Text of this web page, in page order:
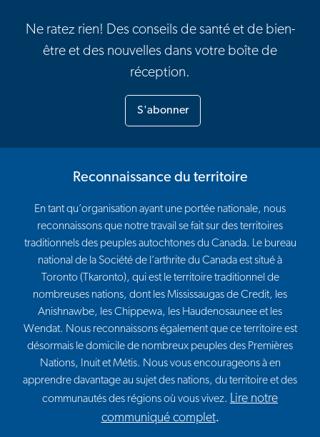
Ne ratez rien! Des conseils de santé et de bien-
être et des nouvelles dans votre boîte de
réception.
S'abonner
Reconnaissance du territoire
En tant qu’organisation ayant une portée nationale, nous
reconnaissons que notre travail se fait sur des territoires
traditionnels des peuples autochtones du Canada. Le bureau
national de la Société de l’arthrite du Canada est situé à
Toronto (Tkaronto), qui est le territoire traditionnel de
nombreuses nations, dont les Mississaugas de Credit, les
Anishnawbe, les Chippewa, les Haudenosaunee et les
Wendat. Nous reconnaissons également que ce territoire est
désormais le domicile de nombreux peuples des Premières
Nations, Inuit et Métis. Nous vous encourageons à en
apprendre davantage au sujet des nations, du territoire et des
communautés des régions où vous vivez. Lire notre
communiqué complet.